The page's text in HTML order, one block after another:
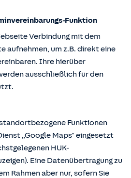
Funktion
Verbindung mit dem
aufnehmen, um z.B. direkt eine
Ihre hierüber
ausschließlich für den
Funktionen
„Google Maps" eingesetzt
HUK-
Eine Datenübertragung zu
Rahmen aber nur, sofern Sie